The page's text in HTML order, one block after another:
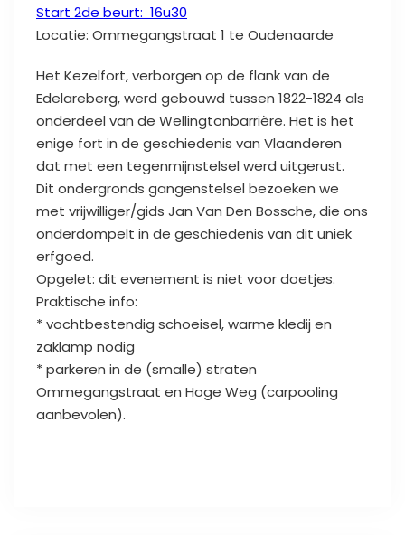
Start 2de beurt: 16u30
Locatie: Ommegangstraat 1 te Oudenaarde
Het Kezelfort, verborgen op de flank van de
Edelareberg, werd gebouwd tussen 1822-1824 als
onderdeel van de Wellingtonbarrière. Het is het
enige fort in de geschiedenis van Vlaanderen
dat met een tegenmijnstelsel werd uitgerust.
Dit ondergronds gangenstelsel bezoeken we
met vrijwilliger/gids Jan Van Den Bossche, die ons
onderdompelt in de geschiedenis van dit uniek
erfgoed.
Opgelet: dit evenement is niet voor doetjes.
Praktische info:
* vochtbestendig schoeisel, warme kledij en
zaklamp nodig
* parkeren in de (smalle) straten
Ommegangstraat en Hoge Weg (carpooling
aanbevolen).